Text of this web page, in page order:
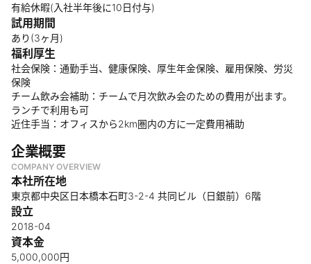
有給休暇(入社半年後に10日付与)
試用期間
あり(3ヶ月)
福利厚生
社会保険：通勤手当、健康保険、厚生年金保険、雇用保険、労災
保険
チーム飲み会補助：チームで月次飲み会のための費用が出ます。
ランチで利用も可
近住手当：オフィスから2km圏内の方に一定費用補助
企業概要
COMPANY OVERVIEW
本社所在地
東京都中央区日本橋本石町3-2-4 共同ビル（日銀前）6階
設立
2018-04
資本金
5,000,000円